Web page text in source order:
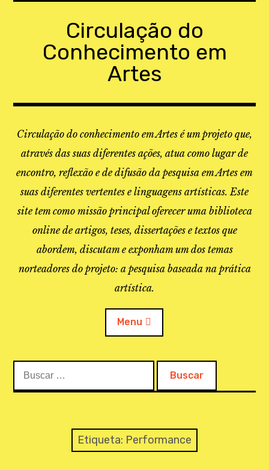
Circulação do
Conhecimento em
Artes
Circulação do conhecimento em Artes é um projeto que,
através das suas diferentes ações, atua como lugar de
encontro, reflexão e de difusão da pesquisa em Artes em
suas diferentes vertentes e linguagens artísticas. Este
site tem como missão principal oferecer uma biblioteca
online de artigos, teses, dissertações e textos que
abordem, discutam e exponham um dos temas
norteadores do projeto: a pesquisa baseada na prática
artística.
Menu
O PROJETO
Etiqueta: Performance